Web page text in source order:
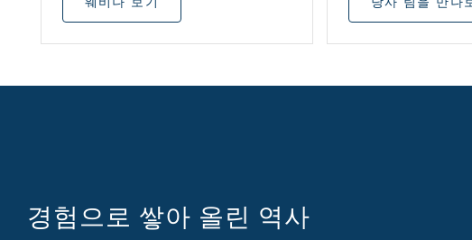
경험으로 쌓아 올린 역사